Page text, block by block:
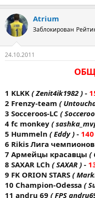
Atrium
Заблокирован
24.10.2011
1 KLKK ( Zenit4ik1982 ) -
2 Frenzy-team (
3 Socceroos-LC (
4 fc monkey (
5 Hummeln ( Eddy ) - 140
6 Rikis Лига чемпионов
7 Армейцы красавцы (
8 SAXAR LCh ( SAXAR ) -
9 FK ORION STARS (
10 Champion-Odessa (
11 andru 69 ( FPS